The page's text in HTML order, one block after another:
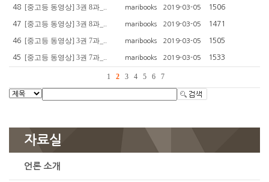
48 [중고등 동영상] 3권 8과_.. maribooks 2019-03-05 1506
47 [중고등 동영상] 3권 8과_.. maribooks 2019-03-05 1471
46 [중고등 동영상] 3권 7과_.. maribooks 2019-03-05 1505
45 [중고등 동영상] 3권 7과_.. maribooks 2019-03-05 1533
1 2 3 4 5 6 7
자료실
언론 소개